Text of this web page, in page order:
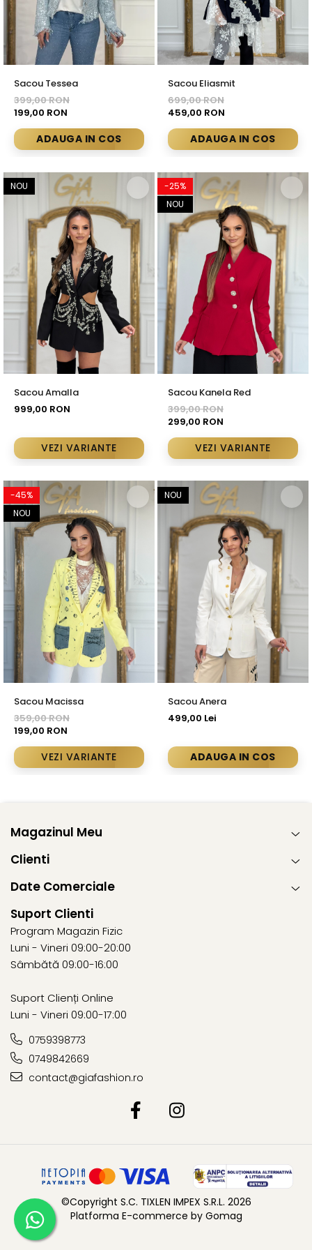
Bluze
Pantaloni
Blanuri
Veste
Paltoane
Sacouri
Tricouri
Traditional
Fuste
Sacou Tessea
399,00 RON
199,00 RON
ADAUGA IN COS
Sacou Eliasmit
699,00 RON
459,00 RON
ADAUGA IN COS
NOU
Sacou Amalla
999,00 RON
VEZI VARIANTE
-25%
NOU
Sacou Kanela Red
399,00 RON
299,00 RON
VEZI VARIANTE
-45%
NOU
Sacou Macissa
359,00 RON
199,00 RON
VEZI VARIANTE
NOU
Sacou Anera
499,00 Lei
ADAUGA IN COS
Magazinul Meu
Clienti
Date Comerciale
Suport Clienti
Program Magazin Fizic
Luni - Vineri 09:00-20:00
Sâmbătă 09:00-16:00
Suport Clienți Online
Luni - Vineri 09:00-17:00
0759398773
0749842669
contact@giafashion.ro
©Copyright S.C. TIXLEN IMPEX S.R.L. 2026
Platforma E-commerce by Gomag